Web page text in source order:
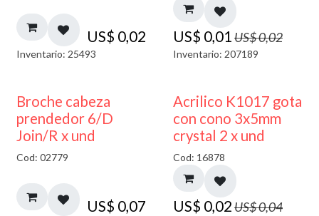
US$ 0,02
Inventario: 25493
US$ 0,01US$0,02
Inventario: 207189
Broche cabeza
prendedor 6/D
Join/R x und
Cod: 02779
US$ 0,07
50% DESCUENTO
Acrilico K1017 gota
con cono 3x5mm
crystal 2 x und
Cod: 16878
US$ 0,02US$0,04